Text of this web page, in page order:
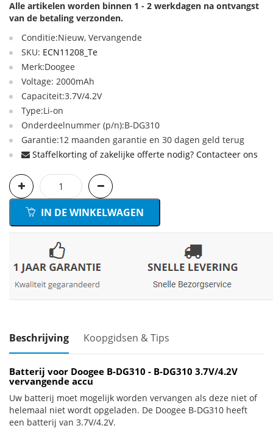
Alle artikelen worden binnen 1 - 2 werkdagen na ontvangst
van de betaling verzonden.
Conditie:Nieuw, Vervangende
SKU: ECN11208_Te
Merk:Doogee
Voltage: 2000mAh
Capaciteit:3.7V/4.2V
Type:Li-on
Onderdeelnummer (p/n):B-DG310
Garantie:12 maanden garantie en 30 dagen geld terug
Staffelkorting of zakelijke offerte nodig? Contacteer ons
IN DE WINKELWAGEN
Beschrijving Koopgidsen & Tips
Batterij voor Doogee B-DG310 - B-DG310 3.7V/4.2V
vervangende accu
Uw batterij moet mogelijk worden vervangen als deze niet of
helemaal niet wordt opgeladen. De Doogee B-DG310 heeft
een batterij van 3.7V/4.2V.